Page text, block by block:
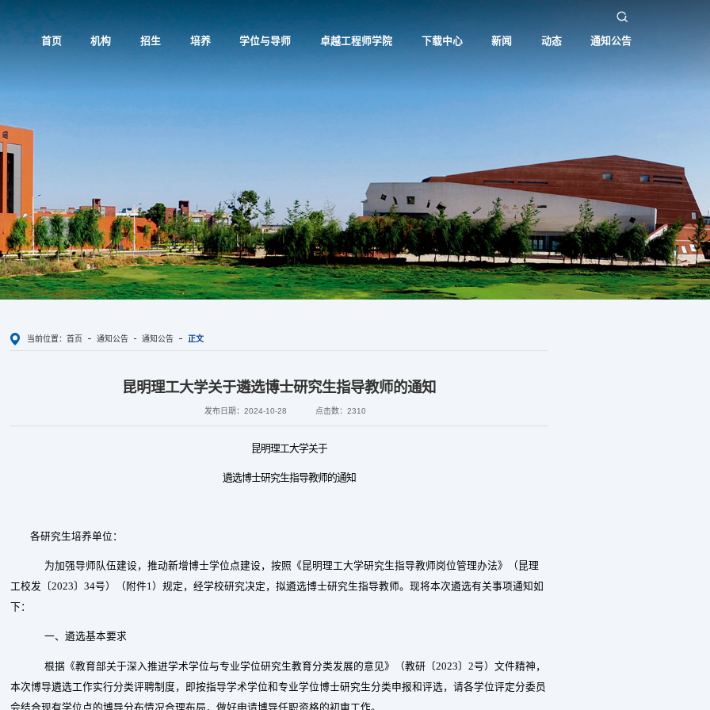
首页 机构 招生 培养 学位与导师 卓越工程师学院 下载中心 新闻 动态 通知公告
当前位置： 首页 通知公告 通知公告 正文
昆明理工大学关于遴选博士研究生指导教师的通知
发布日期：2024-10-28 点击数：2310
昆明理工大学关于
遴选博士研究生指导教师的通知
各研究生培养单位：
为加强导师队伍建设，推动新增博士学位点建设，按照《昆明理工大学研究生指导教师岗位管理办法》（昆理
工校发〔2023〕 34号）（附件1）规定，经学校研究决定，拟遴选博士研究生指导教师。现将本次遴选有关事项通知如
下：
一、遴选基本要求
根据《教育部关于深入推进学术学位与专业学位研究生教育分类发展的意见》（教研〔2023〕 2号）文件精神，
本次博导遴选工作实行分类评聘制度，即按指导学术学位和专业学位博士研究生分类申报和评选， 请各学位评定分委员
会结合现有学位点的博导分布情况合理布局，做好申请博导任职资格的初审工作。